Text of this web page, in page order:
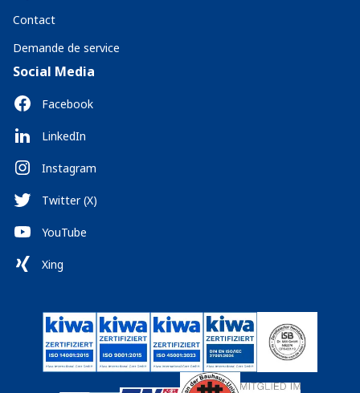
Contact
Demande de service
Social Media
Facebook
LinkedIn
Instagram
Twitter (X)
YouTube
Xing